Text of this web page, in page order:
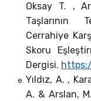
Oksay T. ,
Taşlarının
Cerrahiye
Skoru
Dergisi.
Yıldız, A. ,
A. & Arslan,